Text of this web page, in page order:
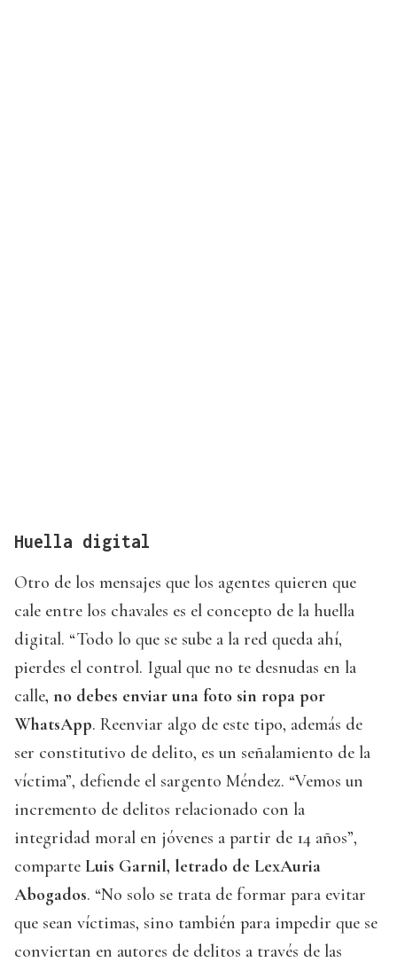
Huella digital
Otro de los mensajes que los agentes quieren que
cale entre los chavales es el concepto de la huella
digital. “Todo lo que se sube a la red queda ahí,
pierdes el control. Igual que no te desnudas en la
calle, no debes enviar una foto sin ropa por
WhatsApp. Reenviar algo de este tipo, además de
ser constitutivo de delito, es un señalamiento de la
víctima”, defiende el sargento Méndez. “Vemos un
incremento de delitos relacionado con la
integridad moral en jóvenes a partir de 14 años”,
comparte Luis Garnil, letrado de LexAuria
Abogados. “No solo se trata de formar para evitar
que sean víctimas, sino también para impedir que se
conviertan en autores de delitos a través de las